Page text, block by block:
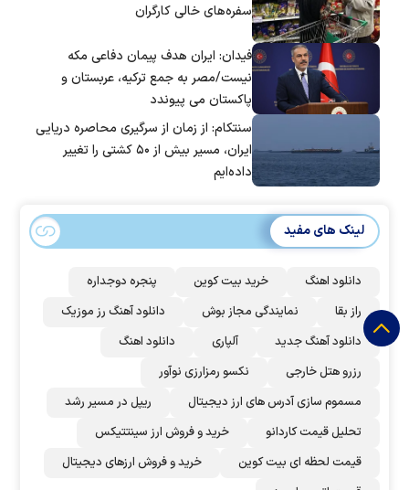
سفره‌های خالی کارگران
فیدان: ایران هدف پیمان دفاعی مکه
نیست/مصر به جمع ترکیه، عربستان و
پاکستان می پیوندد
سنتکام: از زمان از سرگیری محاصره دریایی
ایران، مسیر بیش از ۵۰ کشتی را تغییر
داده‌ایم
لینک های مفید
دانلود اهنگ خرید بیت کوین
پنجره دوجداره
راز بقا
نمایندگی مجاز بوش
دانلود آهنگ رز‌ موزیک
دانلود آهنگ جدید
آلپاری
دانلود اهنگ
رزرو هتل خارجی
نکسو رمزارزی نوآور
مسموم سازی آدرس های ارز دیجیتال
ریپل در مسیر رشد
تحلیل قیمت کاردانو
خرید و فروش ارز سینتتیکس
قیمت لحظه ای بیت کوین
خرید و فروش ارزهای دیجیتال